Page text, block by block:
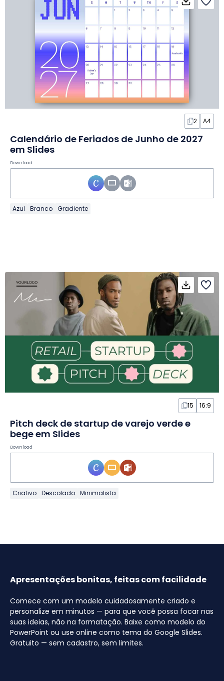
2 A4
Calendário de Feriados de Junho de 2027
em Slides
Download
Azul Branco Gradiente
15 16:9
Pitch deck de startup de varejo verde e
bege em Slides
Download
Criativo Descolado Minimalista
Apresentações bonitas, feitas com facilidade
Comece com um modelo cuidadosamente criado e
personalize em minutos — para que você possa focar nas
suas ideias, não na formatação. Baixe como modelo do
PowerPoint ou use online como tema do Google Slides.
Gratuito — sem cadastro, sem limites.